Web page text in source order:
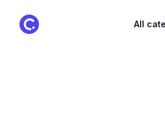
ClassPoint Logo All